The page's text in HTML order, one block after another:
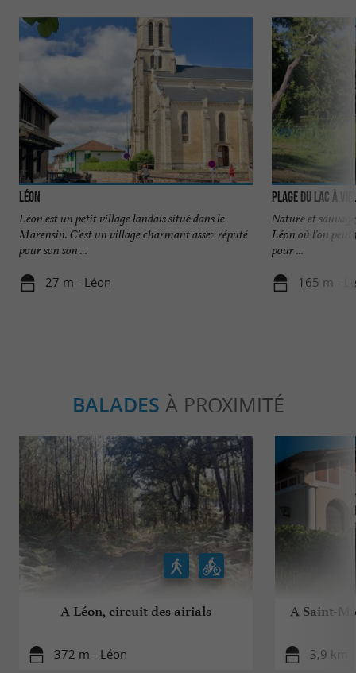
Léon
Léon est un petit village landais situé dans le
Marensin. C’est un village charmant assez réputé
pour son son ...
27 m - Léon
Plage du Lac à
Nature et
Léon où l’on
pour ...
165 m -
BALADES À PROXIMITÉ
A Léon, circuit des airials
372 m - Léon
A Saint-
3,9 km